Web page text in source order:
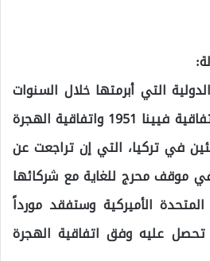
التي أبرمتها خلال السنوات
والعقود الماضية منها اتفاقية فيينا 1951 واتفاقية الهجرة
في تركيا، التي إن تراجعت عن
موقف محرج للغاية مع شركائها
المتحدة الأميركية وستفقد مورداً
تحصل عليه وفق اتفاقية الهجرة